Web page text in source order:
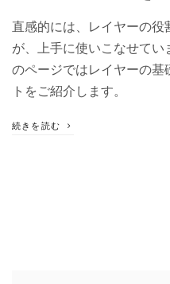
直感的には、レイヤーの
が、上手に使いこなせてい
のページではレイヤーの基
トをご紹介します。
続きを読む